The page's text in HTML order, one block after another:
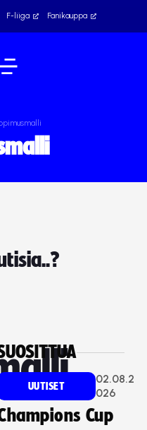
F-liiga Fanikauppa
UUTISET
02.08.2
026
Cup